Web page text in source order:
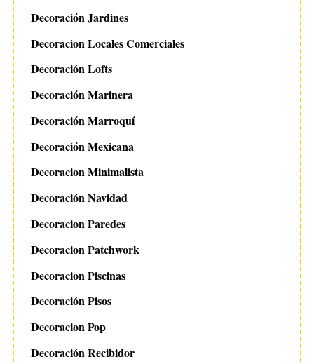
Decoración Jardines
Decoracion Locales Comerciales
Decoración Lofts
Decoración Marinera
Decoración Marroquí
Decoración Mexicana
Decoracion Minimalista
Decoración Navidad
Decoracion Paredes
Decoracion Patchwork
Decoracion Piscinas
Decoración Pisos
Decoracion Pop
Decoración Recibidor